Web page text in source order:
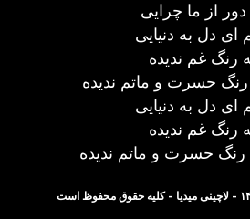
از ما چرایی
ای دل به دنیایی
رنگ غم ندیده
رنگ حسرت و ماتم ندیده
ای دل به دنیایی
رنگ غم ندیده
رنگ حسرت و ماتم ندیده